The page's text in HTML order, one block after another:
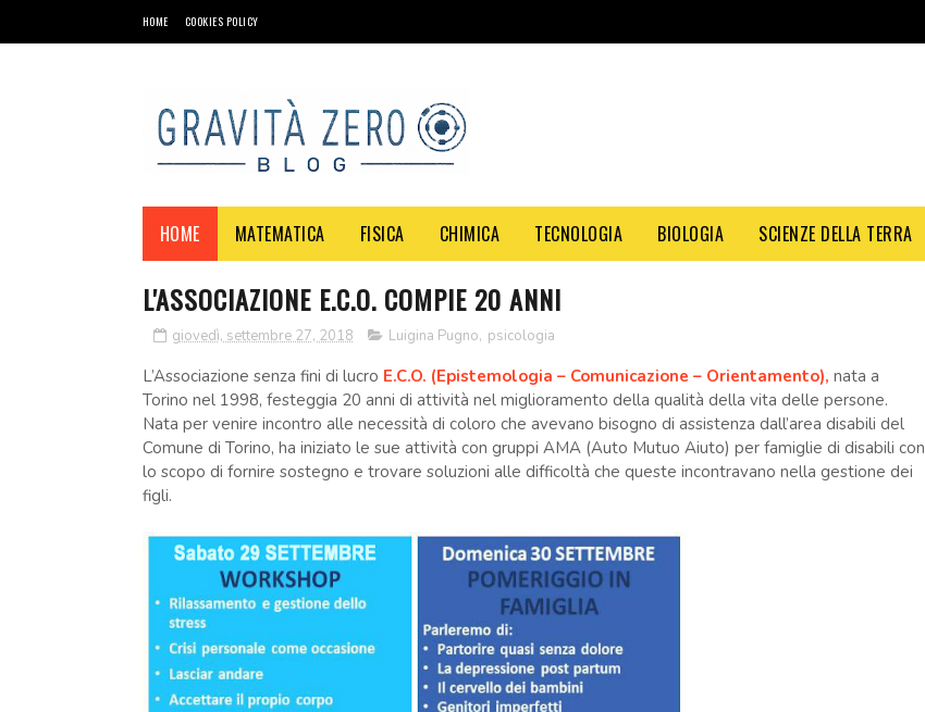
HOME COOKIES POLICY
HOME MATEMATICA FISICA CHIMICA TECNOLOGIA BIOLOGIA SCIENZE DELLA TERRA
L'ASSOCIAZIONE E.C.O. COMPIE 20 ANNI
giovedì, settembre 27, 2018 Luigina Pugno, psicologia
L’Associazione senza fini di lucro E.C.O. (Epistemologia – Comunicazione – Orientamento), nata a
Torino nel 1998, festeggia 20 anni di attività nel miglioramento della qualità della vita delle persone.
Nata per venire incontro alle necessità di coloro che avevano bisogno di assistenza dall’area disabili del
Comune di Torino, ha iniziato le sue attività con gruppi AMA (Auto Mutuo Aiuto) per famiglie di disabili con
lo scopo di fornire sostegno e trovare soluzioni alle difficoltà che queste incontravano nella gestione dei
figli.